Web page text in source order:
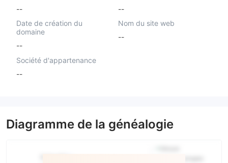
--
--
Date de création du
domaine
--
Nom du site web
--
Société d'appartenance
--
Diagramme de la généalogie